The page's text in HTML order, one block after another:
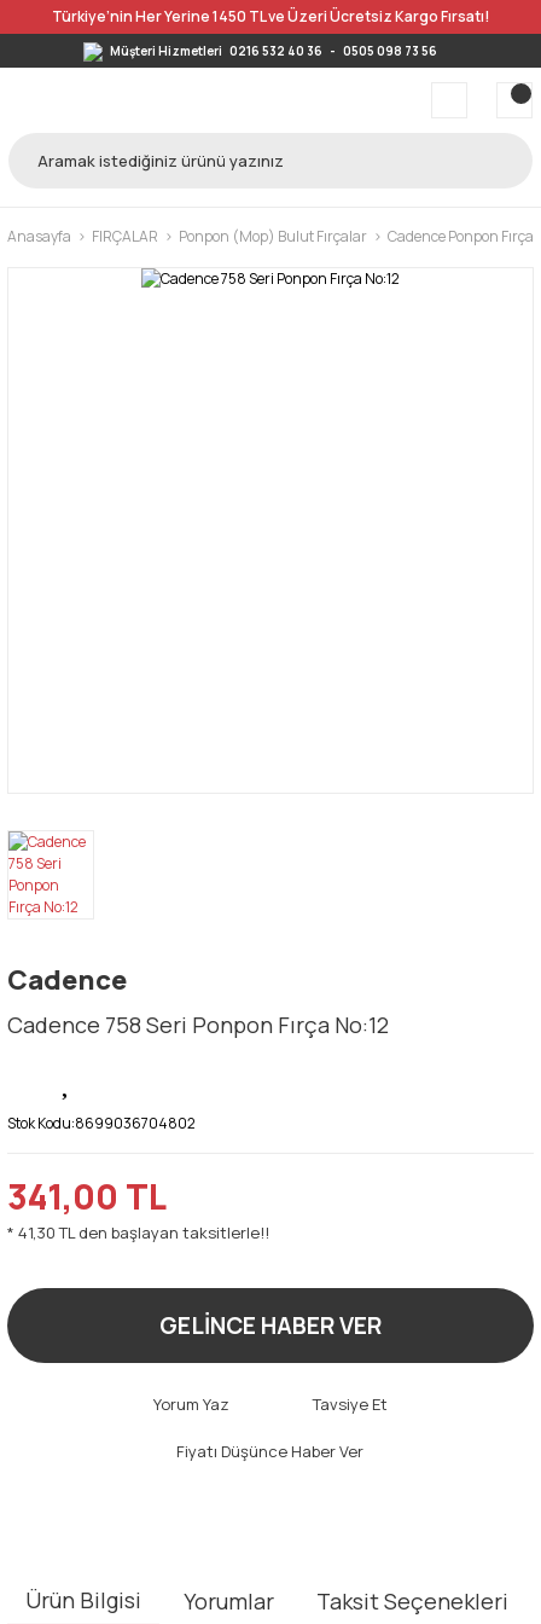
Türkiye’nin Her Yerine 1450 TL ve Üzeri Ücretsiz Kargo Fırsatı!
Müşteri Hizmetleri 0216 532 40 36 - 0505 098 73 56
Anasayfa FIRÇALAR Ponpon (Mop) Bulut Fırçalar Cadence Ponpon Fırça
Cadence
Cadence 758 Seri Ponpon Fırça No:12
Stok Kodu:8699036704802
341,00 TL
* 41,30 TL den başlayan taksitlerle!!
GELİNCE HABER VER
Yorum Yaz Tavsiye Et
Fiyatı Düşünce Haber Ver
Ürün Bilgisi Yorumlar Taksit Seçenekleri